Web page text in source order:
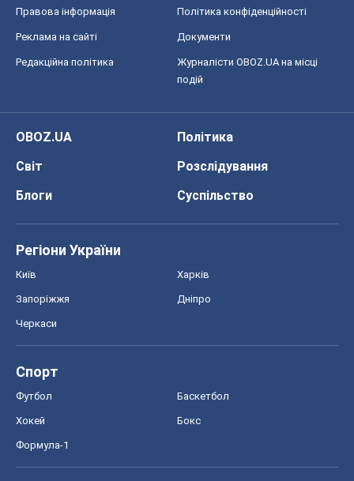
Правова інформація Політика конфіденційності
Реклама на сайті Документи
Редакційна політика
Журналісти OBOZ.UA на місці
подій
OBOZ.UA
Політика
Світ
Розслідування
Блоги
Суспільство
Регіони України
Київ Харків
Запоріжжя Дніпро
Черкаси
Спорт
Футбол Баскетбол
Хокей Бокс
Формула-1